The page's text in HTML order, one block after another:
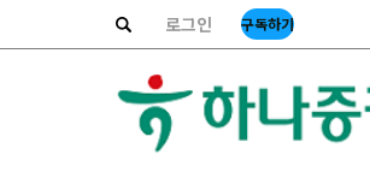
로그인 구독하기